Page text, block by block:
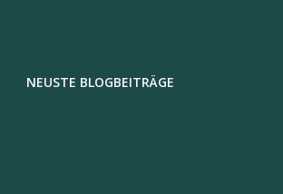
NEUSTE BLOGBEITRÄGE